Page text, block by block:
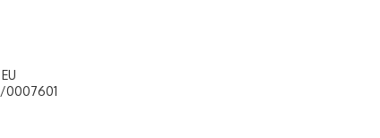
0007601